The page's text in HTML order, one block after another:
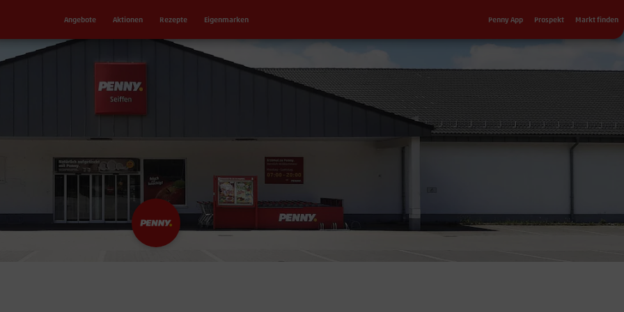
Angebote Aktionen Rezepte Eigenmarken Sekundärnavigation
Penny App Prospekt Markt finden